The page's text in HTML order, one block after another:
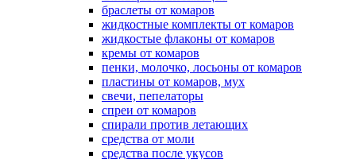
браслеты от комаров
жидкостные комплекты от комаров
жидкостые флаконы от комаров
кремы от комаров
пенки, молочко, лосьоны от комаров
пластины от комаров, мух
свечи, пепелаторы
спреи от комаров
спирали против летающих
средства от моли
средства после укусов